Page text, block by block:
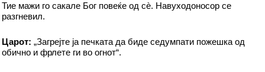
Тие мажи го сакале Бог повеќе од сè. Навуходоносор се
разгневил.
Царот: „Загрејте ја печката да биде седумпати пожешка од
обично и фрлете ги во огнот“.